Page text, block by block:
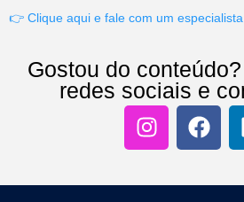
👉 Clique aqui e fale com um
Gostou do
redes sociais e
I
n
t
F
a
e